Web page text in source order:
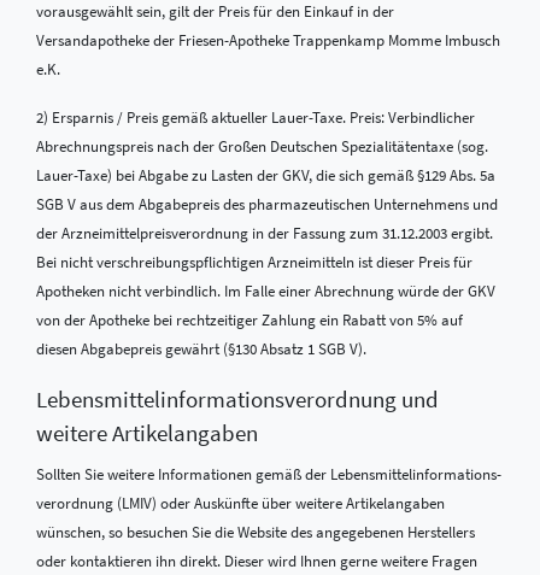
vorausgewählt sein, gilt der Preis für den Einkauf in der
Versandapotheke der Friesen-Apotheke Trappenkamp Momme Imbusch
e.K.
2) Ersparnis / Preis gemäß aktueller Lauer-Taxe. Preis: Verbindlicher
Abrechnungspreis nach der Großen Deutschen Spezialitätentaxe (sog.
Lauer-Taxe) bei Abgabe zu Lasten der GKV, die sich gemäß §129 Abs. 5a
SGB V aus dem Abgabepreis des pharmazeutischen Unternehmens und
der Arzneimittelpreisverordnung in der Fassung zum 31.12.2003 ergibt.
Bei nicht verschreibungspflichtigen Arzneimitteln ist dieser Preis für
Apotheken nicht verbindlich. Im Falle einer Abrechnung würde der GKV
von der Apotheke bei rechtzeitiger Zahlung ein Rabatt von 5% auf
diesen Abgabepreis gewährt (§130 Absatz 1 SGB V).
Lebensmittel­informations­verordnung und
weitere Artikelangaben
Sollten Sie weitere Informationen gemäß der Lebensmittel­informations­
verordnung (LMIV) oder Auskünfte über weitere Artikelangaben
wünschen, so besuchen Sie die Website des angegebenen Herstellers
oder kontaktieren ihn direkt. Dieser wird Ihnen gerne weitere Fragen